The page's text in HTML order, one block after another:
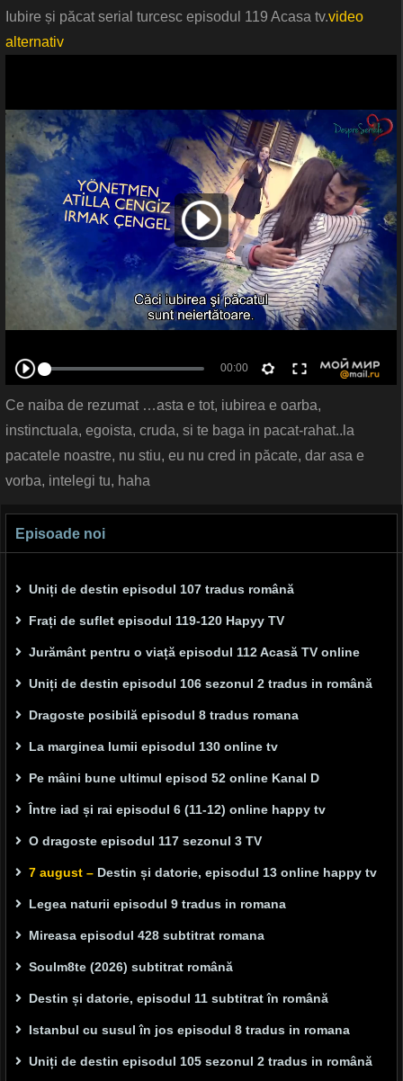
Iubire și păcat serial turcesc episodul 119 Acasa tv.video
alternativ
Ce naiba de rezumat …asta e tot, iubirea e oarba,
instinctuala, egoista, cruda, si te baga in pacat-rahat..la
pacatele noastre, nu stiu, eu nu cred in păcate, dar asa e
vorba, intelegi tu, haha
Episoade noi
Uniți de destin episodul 107 tradus română
Frați de suflet episodul 119-120 Hapyy TV
Jurământ pentru o viață episodul 112 Acasă TV online
Uniți de destin episodul 106 sezonul 2 tradus in română
Dragoste posibilă episodul 8 tradus romana
La marginea lumii episodul 130 online tv
Pe mâini bune ultimul episod 52 online Kanal D
Între iad și rai episodul 6 (11-12) online happy tv
O dragoste episodul 117 sezonul 3 TV
7 august – Destin și datorie, episodul 13 online happy tv
Legea naturii episodul 9 tradus in romana
Mireasa episodul 428 subtitrat romana
Soulm8te (2026) subtitrat română
Destin și datorie, episodul 11 subtitrat în română
Istanbul cu susul în jos episodul 8 tradus in romana
Uniți de destin episodul 105 sezonul 2 tradus in română